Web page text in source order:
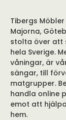
Tibergs
Majorna,
stolta över att
hela Sverige.
våningar, är
sängar, till
matgrupper.
handla online
emot att
hem.